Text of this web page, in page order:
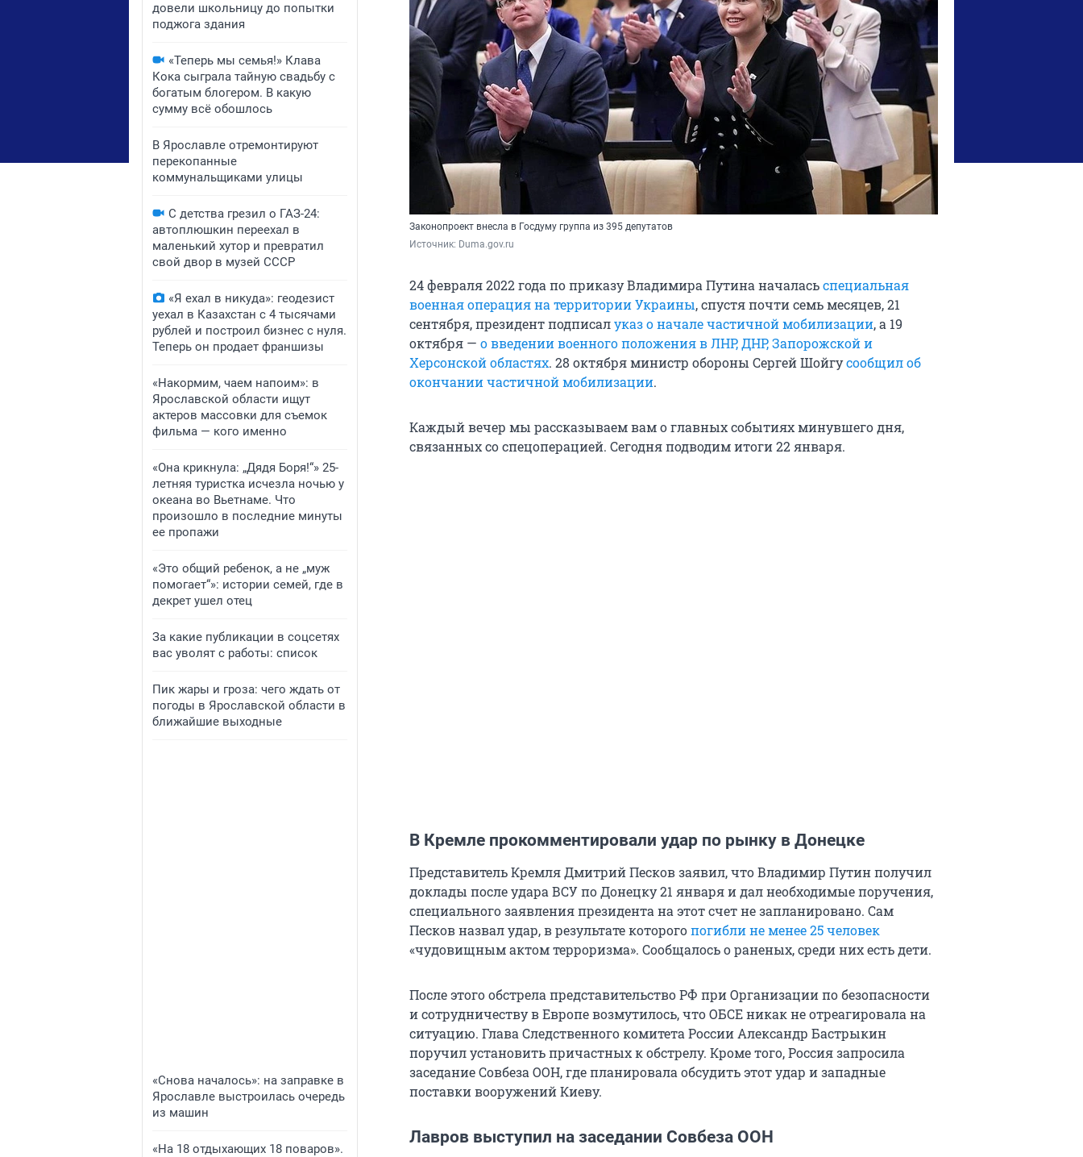
довели школьницу до попытки
поджога здания
«Теперь мы семья!» Клава
Кока сыграла тайную свадьбу с
богатым блогером. В какую
сумму всё обошлось
В Ярославле отремонтируют
перекопанные
коммунальщиками улицы
С детства грезил о ГАЗ-24:
автоплюшкин переехал в
маленький хутор и превратил
свой двор в музей СССР
«Я ехал в никуда»: геодезист
уехал в Казахстан с 4 тысячами
рублей и построил бизнес с нуля.
Теперь он продает франшизы
«Накормим, чаем напоим»: в
Ярославской области ищут
актеров массовки для съемок
фильма — кого именно
«Она крикнула: „Дядя Боря!“» 25-
летняя туристка исчезла ночью у
океана во Вьетнаме. Что
произошло в последние минуты
ее пропажи
«Это общий ребенок, а не „муж
помогает“»: истории семей, где в
декрет ушел отец
За какие публикации в соцсетях
вас уволят с работы: список
Пик жары и гроза: чего ждать от
погоды в Ярославской области в
ближайшие выходные
«Снова началось»: на заправке в
Ярославле выстроилась очередь
из машин
«На 18 отдыхающих 18 поваров».
Законопроект внесла в Госдуму группа из 395 депутатов
Источник: Duma.gov.ru
24 февраля 2022 года по приказу Владимира Путина началасьспециальная
военная операция на территории Украины, спустя почти семь месяцев, 21
сентября, президент подписалуказ о начале частичной мобилизации, а 19
октября — о введении военного положения в ЛНР, ДНР, Запорожской и
Херсонской областях. 28 октября министр обороны Сергей Шойгусообщил об
окончании частичной мобилизации.
Каждый вечер мы рассказываем вам о главных событиях минувшего дня,
связанных со спецоперацией. Сегодня подводим итоги 22 января.
В Кремле прокомментировали удар по рынку в Донецке
Представитель Кремля Дмитрий Песков заявил, что Владимир Путин получил
доклады после удара ВСУ по Донецку 21 января и дал необходимые поручения,
специального заявления президента на этот счет не запланировано. Сам
Песков назвал удар, в результате которогопогибли не менее 25 человек
«чудовищным актом терроризма». Сообщалось о раненых, среди них есть дети.
После этого обстрела представительство РФ при Организации по безопасности
и сотрудничеству в Европе возмутилось, что ОБСЕ никак не отреагировала на
ситуацию. Глава Следственного комитета России Александр Бастрыкин
поручил установить причастных к обстрелу. Кроме того, Россия запросила
заседание Совбеза ООН, где планировала обсудить этот удар и западные
поставки вооружений Киеву.
Лавров выступил на заседании Совбеза ООН